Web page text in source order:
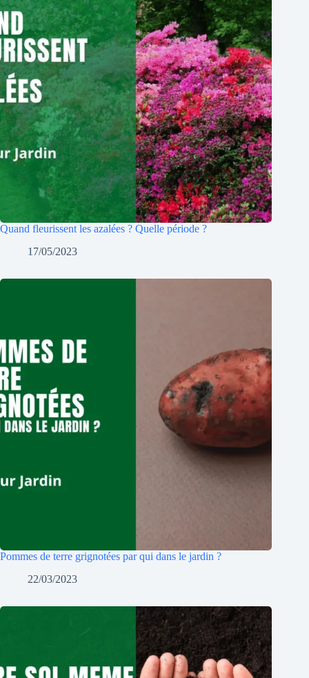
Quand fleurissent les azalées ? Quelle période ?
17/05/2023
Pommes de terre grignotées par qui dans le jardin ?
22/03/2023